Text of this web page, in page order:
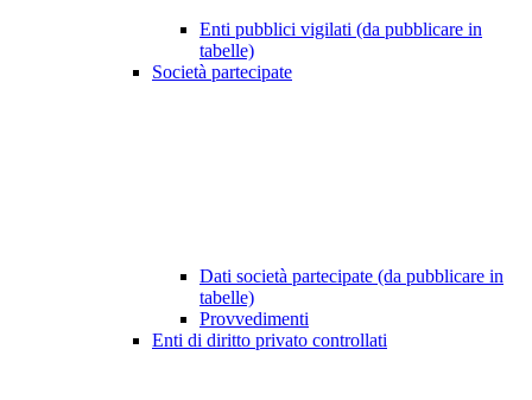
Enti pubblici vigilati (da pubblicare in
tabelle)
Società partecipate
Dati società partecipate (da pubblicare in
tabelle)
Provvedimenti
Enti di diritto privato controllati